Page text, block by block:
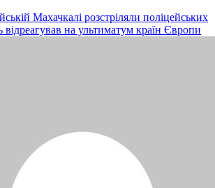
Махачкалі розстріляли поліцейських
відреагував на ультиматум країн Європи